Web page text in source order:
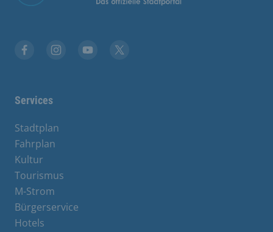
Services
Stadtplan
Fahrplan
Kultur
Tourismus
M-Strom
Bürgerservice
Hotels